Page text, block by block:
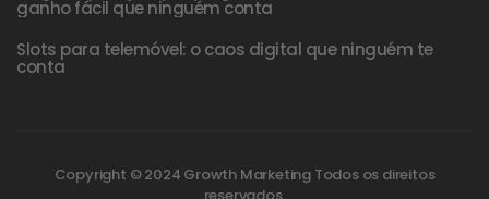
ganho fácil que ninguém conta
Slots para telemóvel: o caos digital que ninguém te
conta
Copyright © 2024 Growth Marketing Todos os direitos
reservados.